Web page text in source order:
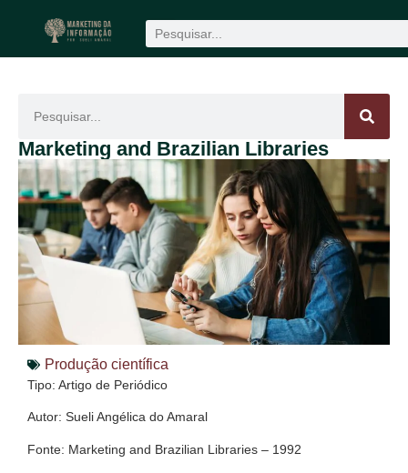
Marketing and Brazilian Libraries
Produção científica
Tipo: Artigo de Periódico
Autor: Sueli Angélica do Amaral
Fonte: Marketing and Brazilian Libraries – 1992